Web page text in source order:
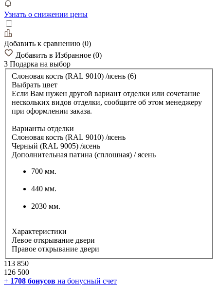
Узнать о снижении цены
Добавить к сравнению (0)
Добавить в Избранное (0)
3 Подарка на выбор
Слоновая кость (RAL 9010) /ясень (6)
Выбрать цвет
Если Вам нужен другой вариант отделки или сочетание
нескольких видов отделки, сообщите об этом менеджеру
при оформлении заказа.
Варианты отделки
Слоновая кость (RAL 9010) /ясень
Черный (RAL 9005) /ясень
Дополнительная патина (сплошная) / ясень
700 мм.
440 мм.
2030 мм.
Характеристики
Левое открывание двери
Правое открывание двери
113 850
126 500
+ 1708 бонусов на бонусный счет